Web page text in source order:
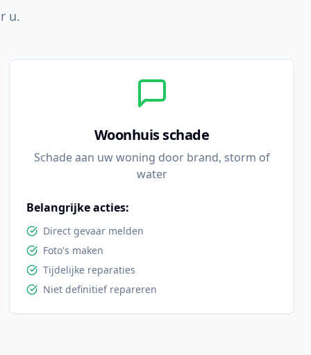
u.
Woonhuis schade
Schade aan uw woning door brand, storm of
water
Belangrijke acties:
Direct gevaar melden
Foto's maken
Tijdelijke reparaties
Niet definitief repareren